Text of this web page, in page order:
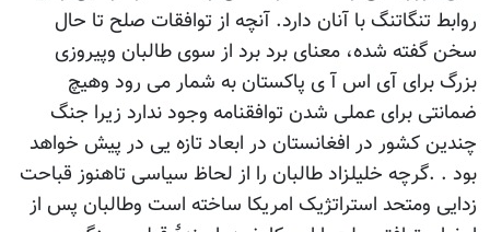
روابط تنگاتنگ با آنان دارد. آنچه از توافقات صلح تا حال
سخن گفته شده، معنای برد برد از سوی طالبان وپیروزی
بزرگ برای آی اس آ ی پاکستان به شمار می رود وهیچ
ضمانتی برای عملی شدن توافقنامه وجود ندارد زیرا جنگ
چندین کشور در افغانستان در ابعاد تازه یی در پیش خواهد
بود . .گرچه خلیلزاد طالبان را از لحاظ سیاسی تاهنوز قباحت
زدایی ومتحد استراتژیک امریکا ساخته است وطالبان پس از